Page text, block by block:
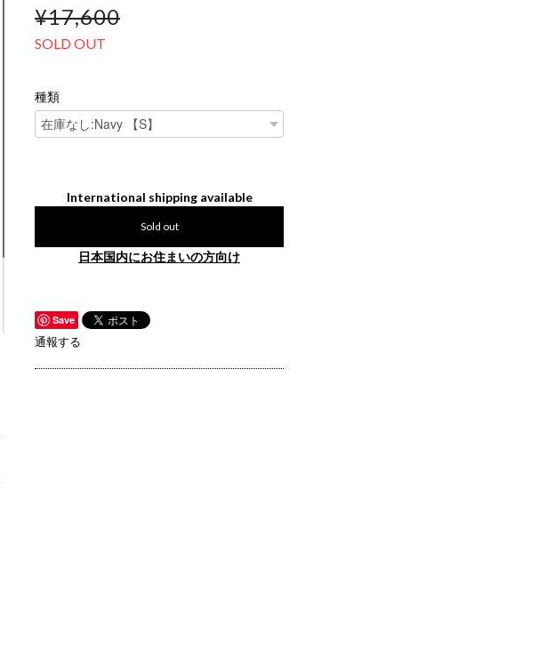
¥17,600
SOLD OUT
種類
International shipping available
Sold out
日本国内にお住まいの方向け
Save
通報する